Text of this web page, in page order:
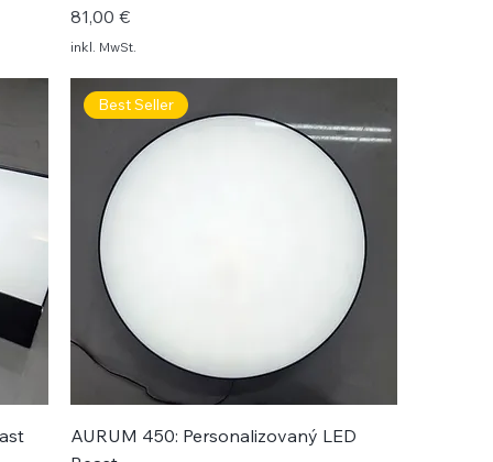
Preis
81,00 €
inkl. MwSt.
Best Seller
AURUM 450: Personalizovaný LED